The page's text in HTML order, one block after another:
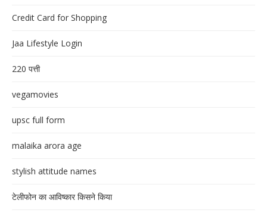
Credit Card for Shopping
Jaa Lifestyle Login
220 पत्ती
vegamovies
upsc full form
malaika arora age
stylish attitude names
टेलीफोन का आविष्कार किसने किया